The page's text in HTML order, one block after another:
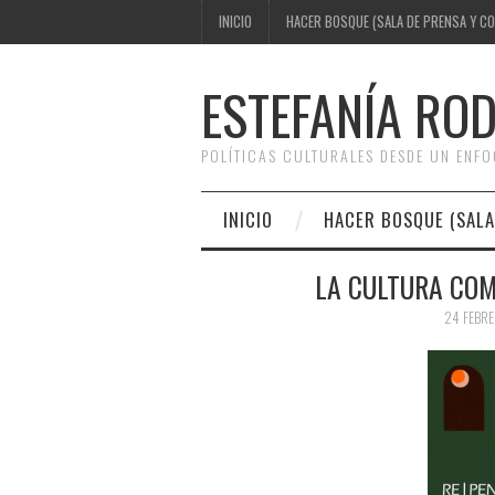
INICIO HACER BOSQUE (SALA DE PRENSA Y
ESTEFANÍA
POLÍTICAS CULTURALES DESDE UN
INICIO HACER BOSQUE
LA CULTURA
24